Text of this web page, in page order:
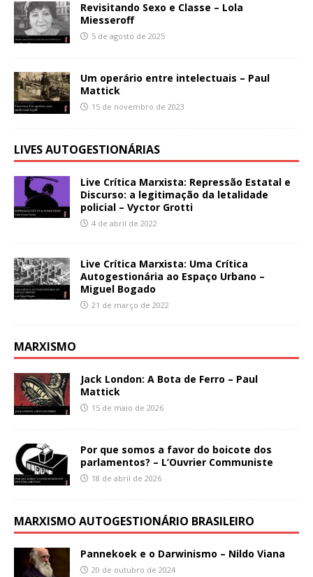
Revisitando Sexo e Classe – Lola
Miesseroff
5 de agosto de 2025
Um operário entre intelectuais – Paul
Mattick
15 de novembro de 2023
LIVES AUTOGESTIONÁRIAS
Live Crítica Marxista: Repressão Estatal e
Discurso: a legitimação da letalidade
policial – Vyctor Grotti
4 de abril de 2022
Live Crítica Marxista: Uma Crítica
Autogestionária ao Espaço Urbano –
Miguel Bogado
21 de março de 2022
MARXISMO
Jack London: A Bota de Ferro – Paul
Mattick
15 de maio de 2026
Por que somos a favor do boicote dos
parlamentos? – L’Ouvrier Communiste
18 de abril de 2026
MARXISMO AUTOGESTIONÁRIO BRASILEIRO
Pannekoek e o Darwinismo – Nildo Viana
20 de outubro de 2024